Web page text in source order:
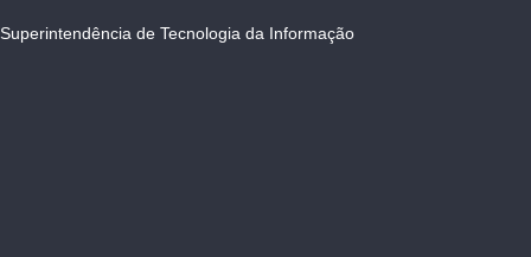
Superintendência de Tecnologia da Informação